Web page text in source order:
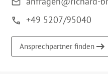
+49 5207/95040
Ansprechpartner finden